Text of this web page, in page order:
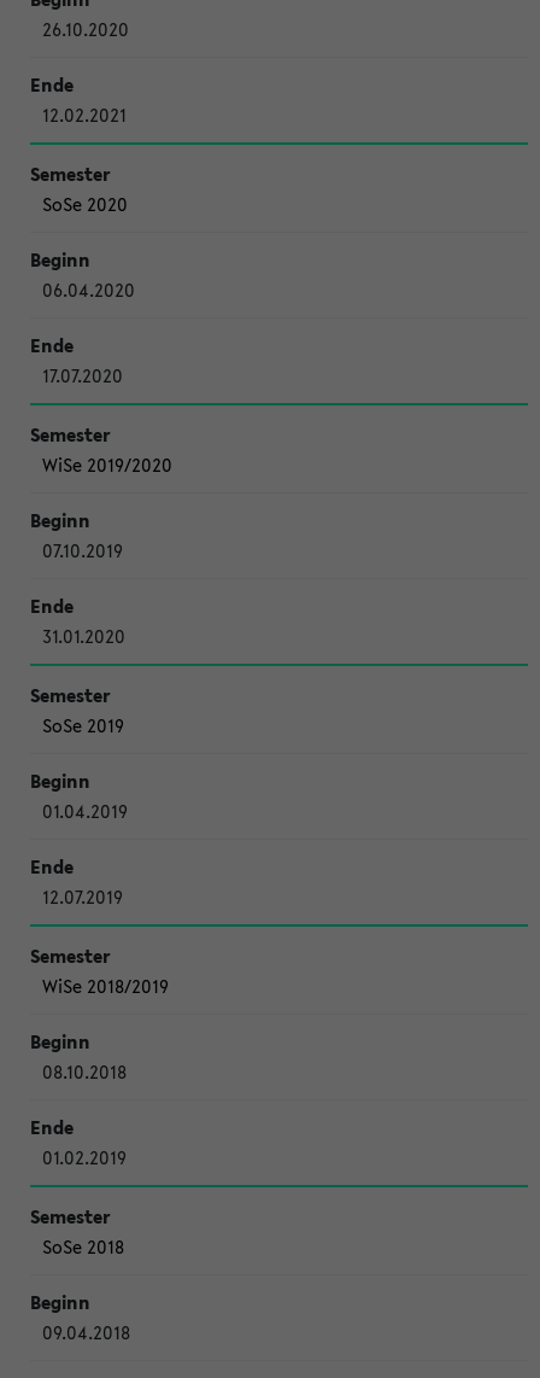
26.10.2020
12.02.2021
SoSe 2020
06.04.2020
17.07.2020
WiSe 2019/2020
07.10.2019
31.01.2020
SoSe 2019
01.04.2019
12.07.2019
WiSe 2018/2019
08.10.2018
01.02.2019
SoSe 2018
09.04.2018